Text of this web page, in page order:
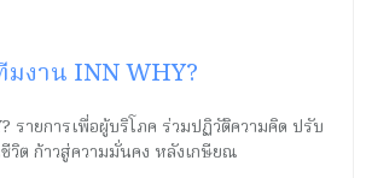
มงาน INN WHY?
รายการเพื่อผู้บริโภค ร่วมปฏิวัติความคิด ปรับ
วิต ก้าวสู่ความมั่นคง หลังเกษียณ